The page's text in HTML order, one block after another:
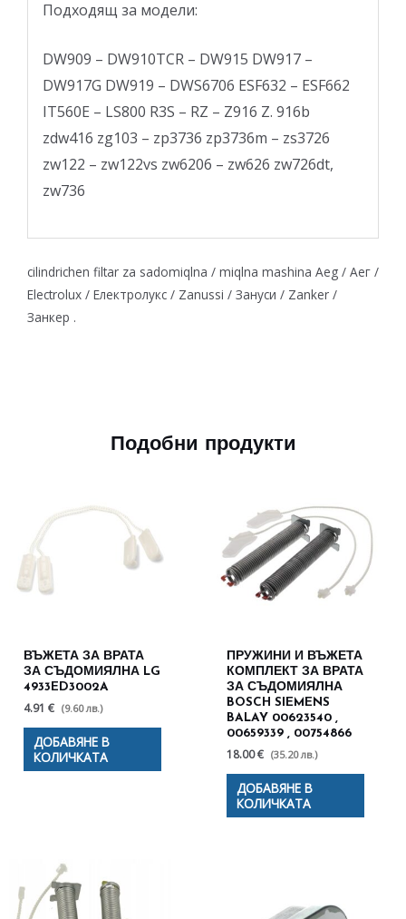
Подходящ за модели:
DW909 – DW910TCR – DW915 DW917 –
DW917G DW919 – DWS6706 ESF632 – ESF662
IT560E – LS800 R3S – RZ – Z916 Z. 916b
zdw416 zg103 – zp3736 zp3736m – zs3726
zw122 – zw122vs zw6206 – zw626 zw726dt,
zw736
cilindrichen filtar za sadomiqlna / miqlna mashina Aeg / Аег /
Electrolux / Електролукс / Zanussi / Зануси / Zanker /
Занкер .
Подобни продукти
ВЪЖЕТА ЗА ВРАТА
ЗА СЪДОМИЯЛНА LG
4933ED3002A
4.91 € (9.60 лв.)
ДОБАВЯНЕ В
КОЛИЧКАТА
ПРУЖИНИ И ВЪЖЕТА
КОМПЛЕКТ ЗА ВРАТА
ЗА СЪДОМИЯЛНА
BOSCH SIEMENS
BALAY 00623540 ,
00659339 , 00754866
18.00 € (35.20 лв.)
ДОБАВЯНЕ В
КОЛИЧКАТА